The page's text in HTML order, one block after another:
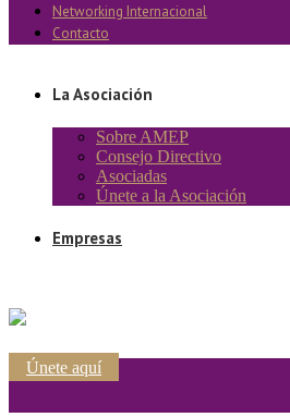
Networking Internacional
Contacto
La Asociación
Sobre AMEP
Consejo Directivo
Asociadas
Únete a la Asociación
Empresas
Únete aquí